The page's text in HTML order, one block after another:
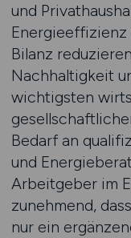
und
Energieeffizienz
Bilanz
Nachhaltigkeit
wichtigsten
Bedarf an
und
Arbeitgeber im
zunehmend,
nur ein